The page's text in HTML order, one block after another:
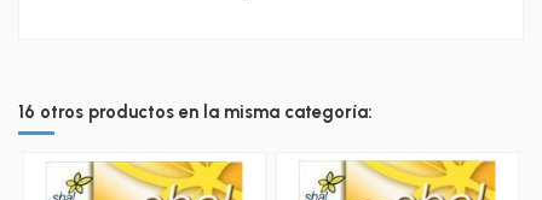
16 otros productos en la misma categoría: